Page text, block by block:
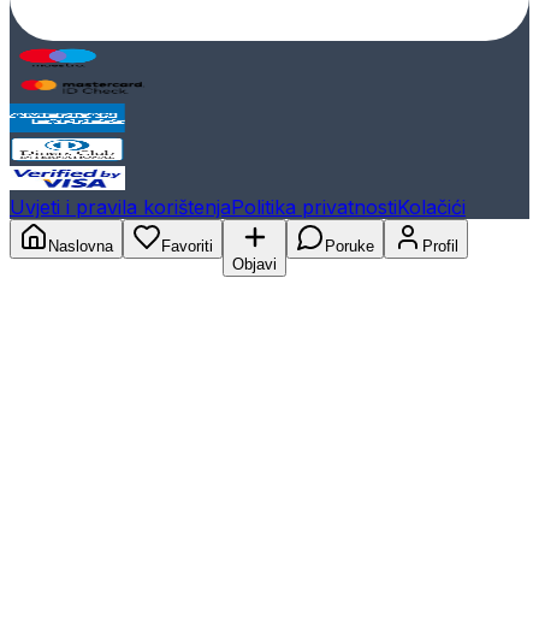
Uvjeti i pravila korištenjaPolitika privatnostiKolačići
Naslovna
Favoriti
Objavi
Poruke Profil